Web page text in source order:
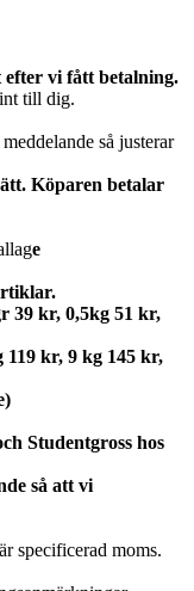
vi fått betalning.
till dig.
så justerar
Köparen betalar
e
39 kr, 0,5kg 51 kr,
kr, 9 kg 145 kr,
Studentgross hos
så att vi
specificerad moms.